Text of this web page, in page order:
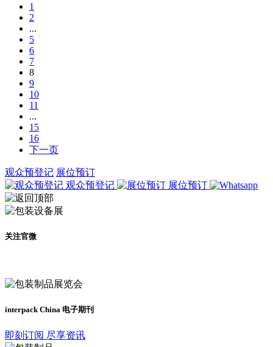
1
2
...
5
6
7
8
9
10
11
...
15
16
下一页
观众预登记 展位预订
观众预登记
展位预订
关注官微
interpack China 电子期刊
即刻订阅 尽享资讯